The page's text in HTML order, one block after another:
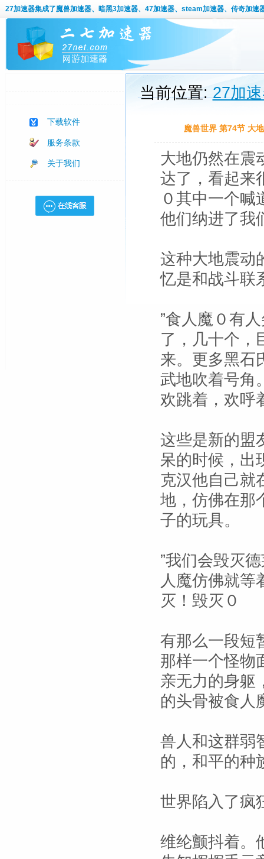
27加速器集成了魔兽加速器、暗黑3加速器、47加速器、steam加速器、传奇加速
下载软件
服务条款
关于我们
当前位置:27加
魔兽世界 第74节 大
大地仍然在震
达了，看起来
０其中一个喊
他们纳进了我
这种大地震动
忆是和战斗联
”食人魔０有
了，几十个，
来。更多黑石
武地吹着号角
欢跳着，欢呼
这些是新的盟
呆的时候，出
克汉他自己就
地，仿佛在那
子的玩具。
”我们会毁灭
人魔仿佛就等
灭！毁灭０
有那么一段短
那样一个怪物
亲无力的身躯
的头骨被食人
兽人和这群弱
的，和平的种
世界陷入了疯
维纶颤抖着。